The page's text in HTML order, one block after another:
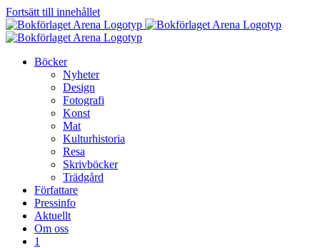
Fortsätt till innehållet
Böcker
Nyheter
Design
Fotografi
Konst
Mat
Kulturhistoria
Resa
Skrivböcker
Trädgård
Författare
Pressinfo
Aktuellt
Om oss
1